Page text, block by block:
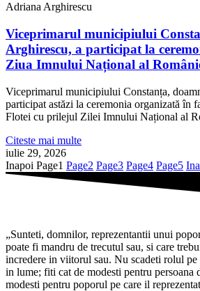
Adriana Arghirescu
Viceprimarul municipiului
Arghirescu, a participat la
Ziua Imnului Național al
Viceprimarul municipiului Constanța,
participat astăzi la ceremonia organizată în
Flotei cu prilejul Zilei Imnului Național al
Citeste mai multe
iulie 29, 2026
Inapoi Page1 Page2 Page3 Page4 Page5
„Sunteti, domnilor, reprezentantii unui
poate fi mandru de trecutul sau, si care
incredere in viitorul sau. Nu scadeti rolul pe
in lume; fiti cat de modesti pentru persoana
modesti pentru poporul pe care il